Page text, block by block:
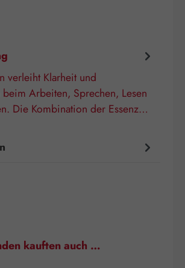
verleiht Klarheit und
beim Arbeiten, Sprechen, Lesen
Die Kombination der Essenz…
kauften auch …